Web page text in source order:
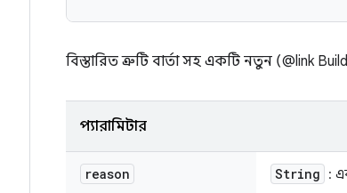
বিস্তারিত ত্রুটি বার্তা সহ একটি নতুন (@link
প্যারামিটার
reason String :